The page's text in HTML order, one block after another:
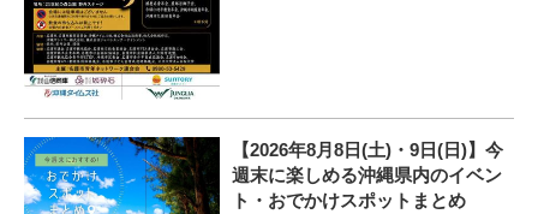
【2026年8月8日(土)・9日(日)】今
週末に楽しめる沖縄県内のイベン
ト・おでかけスポットまとめ